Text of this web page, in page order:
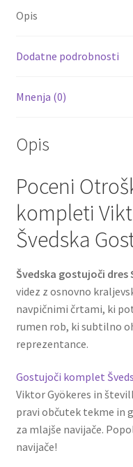
k
Opis
Dodatne podrobnosti
Mnenja (0)
Opis
Poceni
kompleti
Švedska
Švedska gostujoči dres
videz z osnovno
navpičnimi črtami, ki
rumen rob, ki subtilno
reprezentance.
Gostujoči komplet
Viktor Gyökeres in
pravi občutek tekme in
za mlajše navijače.
navijače!